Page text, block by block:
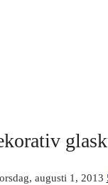
augusti 1, 2013